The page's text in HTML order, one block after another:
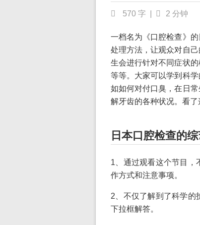
570 字 2 分钟
一档名为《口腔检查》
处理方法，让观众对自
生会进行针对不同症状
等等。大家可以学到科
如如何对付口臭，在日
解牙齿的各种状况。看了
日本口腔检查的
1、通过观看这个节目，
作方式和注意事项。
2、不仅了解到了科学的
下拉框解答。